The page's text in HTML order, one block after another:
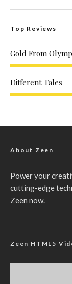
Top Reviews
Gold From
Different Tales
About Zeen
Power your
cutting-edge
Zeen now.
Zeen HTML5